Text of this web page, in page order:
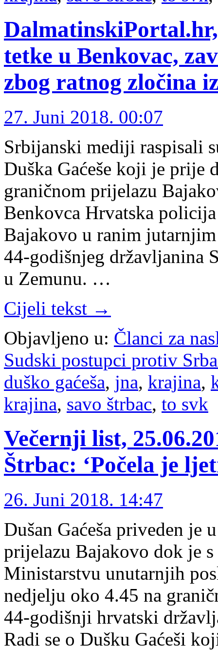
tetke u Benkovac,
zbog ratnog zločina
27. Juni 2018. 00:07
Srbijanski mediji raspisali
Duška Gaćeše koji je prije
graničnom prijelazu
Benkovca Hrvatska
Bajakovo u ranim
44-godišnjeg državljanina
u Zemunu. …
Cijeli tekst →
Objavljeno u: Članci za
Sudski postupci protiv
duško gaćeša, jna, krajina,
krajina, savo štrbac, to svk
Večernji list,
Štrbac: ‘Počela je
26. Juni 2018. 14:47
Dušan Gaćeša priveden je
prijelazu Bajakovo dok je
Ministarstvu unutarnjih
nedjelju oko 4.45 na
44-godišnji hrvatski
Radi se o Dušku Gaćeši